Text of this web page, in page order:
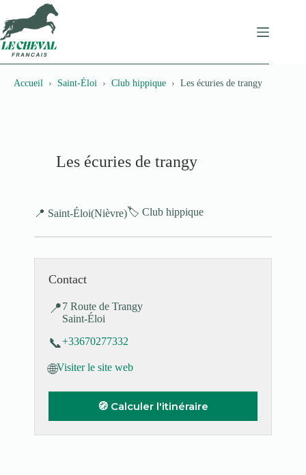
au
contenu
Accueil Saint-Éloi Club hippique Les écuries de trangy
Les écuries de trangy
📍 Saint-Éloi(Nièvre)🏷️ Club hippique
Contact
📍7 Route de Trangy
Saint-Éloi
📞+33670277332
🌐Visiter le site web
🧭 Calculer l'itinéraire